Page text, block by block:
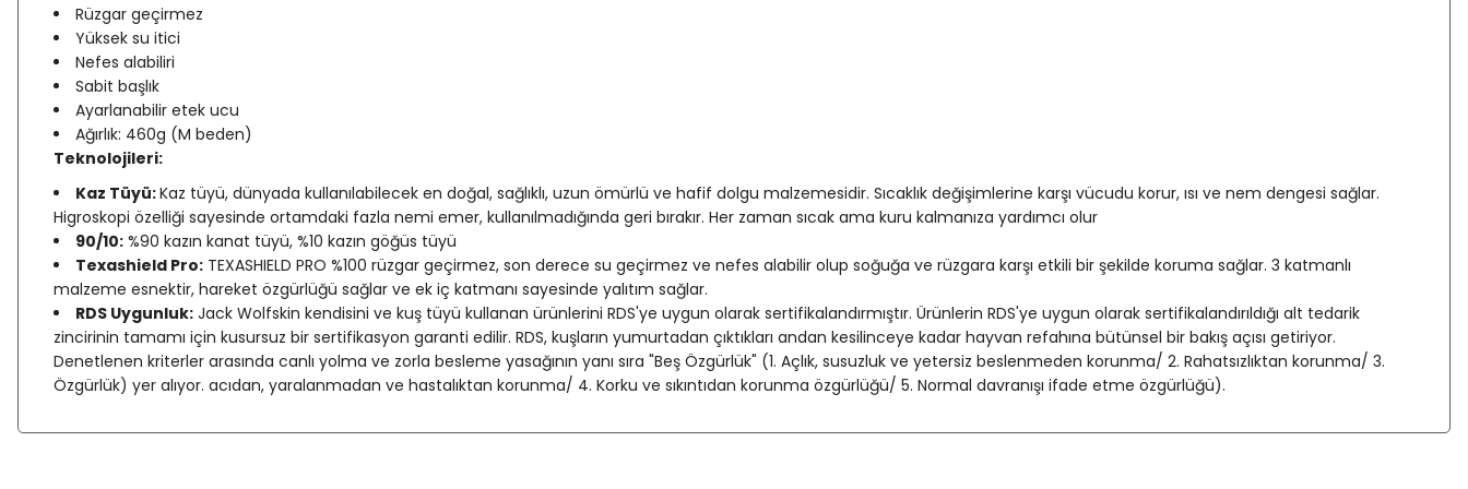
Rüzgar geçirmez
Yüksek su itici
Nefes alabiliri
Sabit başlık
Ayarlanabilir etek ucu
Ağırlık: 460g (M beden)
Teknolojileri:
Kaz Tüyü:Kaz tüyü, dünyada kullanılabilecek en doğal, sağlıklı, uzun ömürlü ve hafif dolgu malzemesidir. Sıcaklık değişimlerine karşı vücudu korur, ısı ve nem dengesi sağlar.
Higroskopi özelliği sayesinde ortamdaki fazla nemi emer, kullanılmadığında geri bırakır. Her zaman sıcak ama kuru kalmanıza yardımcı olur
90/10: %90 kazın kanat tüyü, %10 kazın göğüs tüyü
Texashield Pro: TEXASHIELD PRO %100 rüzgar geçirmez, son derece su geçirmez ve nefes alabilir olup soğuğa ve rüzgara karşı etkili bir şekilde koruma sağlar. 3 katmanlı
malzeme esnektir, hareket özgürlüğü sağlar ve ek iç katmanı sayesinde yalıtım sağlar.
RDS Uygunluk: Jack Wolfskin kendisini ve kuş tüyü kullanan ürünlerini RDS'ye uygun olarak sertifikalandırmıştır. Ürünlerin RDS'ye uygun olarak sertifikalandırıldığı alt tedarik
zincirinin tamamı için kusursuz bir sertifikasyon garanti edilir. RDS, kuşların yumurtadan çıktıkları andan kesilinceye kadar hayvan refahına bütünsel bir bakış açısı getiriyor.
Denetlenen kriterler arasında canlı yolma ve zorla besleme yasağının yanı sıra "Beş Özgürlük" (1. Açlık, susuzluk ve yetersiz beslenmeden korunma/ 2. Rahatsızlıktan korunma/ 3.
Özgürlük) yer alıyor. acıdan, yaralanmadan ve hastalıktan korunma/ 4. Korku ve sıkıntıdan korunma özgürlüğü/ 5. Normal davranışı ifade etme özgürlüğü).